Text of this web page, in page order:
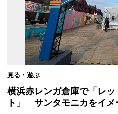
見る・遊ぶ
横浜赤レンガ倉庫で「レ
ト」 サンタモニカをイ